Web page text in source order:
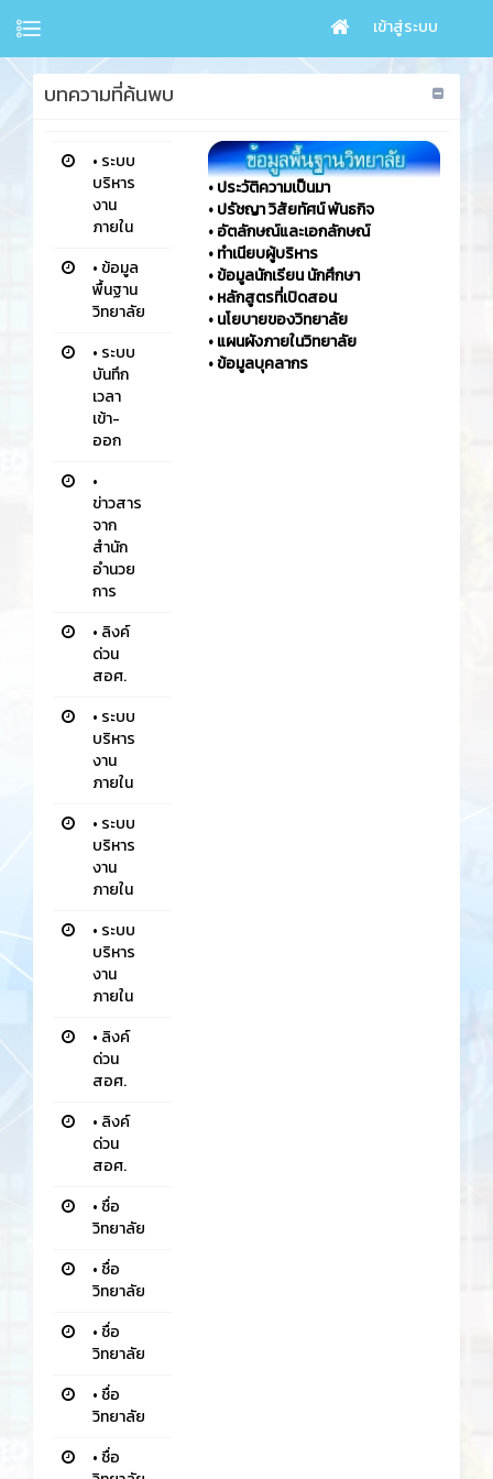
เข้าสู่ระบบ
บทความที่ค้นพบ
• ระบบ
บริหาร
งาน
ภายใน
• ข้อมูล
พื้นฐาน
วิทยาลัย
• ระบบ
บันทึก
เวลา
เข้า-
ออก
•
ข่าวสาร
จาก
สำนัก
อำนวย
การ
• ลิงค์
ด่วน
สอศ.
• ระบบ
บริหาร
งาน
ภายใน
• ระบบ
บริหาร
งาน
ภายใน
• ระบบ
บริหาร
งาน
ภายใน
• ลิงค์
ด่วน
สอศ.
• ลิงค์
ด่วน
สอศ.
• ชื่อ
วิทยาลัย
• ชื่อ
วิทยาลัย
• ชื่อ
วิทยาลัย
• ชื่อ
วิทยาลัย
• ชื่อ
•ประวัติความเป็นมา
•ปรัชญา วิสัยทัศน์ พันธกิจ
•อัตลักษณ์และเอกลักษณ์
•ทำเนียบผู้บริหาร
•ข้อมูลนักเรียน นักศึกษา
•หลักสูตรที่เปิดสอน
•นโยบายของวิทยาลัย
•แผนผังภายในวิทยาลัย
•ข้อมูลบุคลากร